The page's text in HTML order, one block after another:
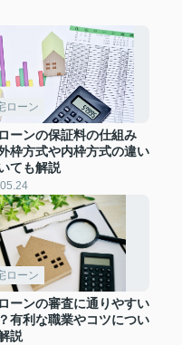
ローン
ーンの保証料の仕組み
枠方式や内枠方式の違い
ても解説
ローン
ーンの審査に通りやすい
有利な職業やコツについ
説